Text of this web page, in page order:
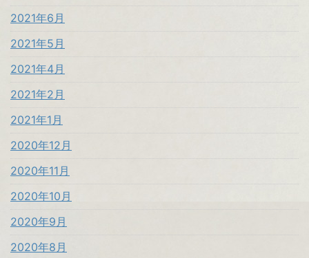
2021年6月
2021年5月
2021年4月
2021年2月
2021年1月
2020年12月
2020年11月
2020年10月
2020年9月
2020年8月